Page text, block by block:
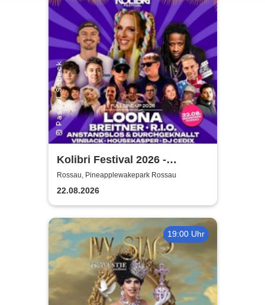
Kolibri Festival 2026 -
Sachsens Party-Festival
Rossau, Pineapplewakepark Rossau
22.08.2026
19:00 Uhr